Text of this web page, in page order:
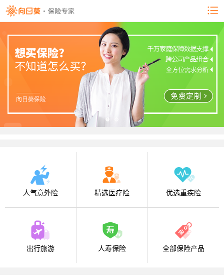
人气意外险 精选医疗险 优选重疾险
出行旅游 人寿保险 全部保险产品